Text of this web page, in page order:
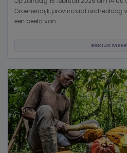
Groenendijk, provinciaal archeoloog
een beeld van...
BEKIJK MEER